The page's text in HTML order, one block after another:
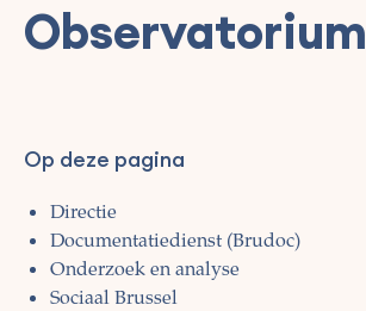
Observatorium
Op deze pagina
Directie
Documentatiedienst (Brudoc)
Onderzoek en analyse
Sociaal Brussel